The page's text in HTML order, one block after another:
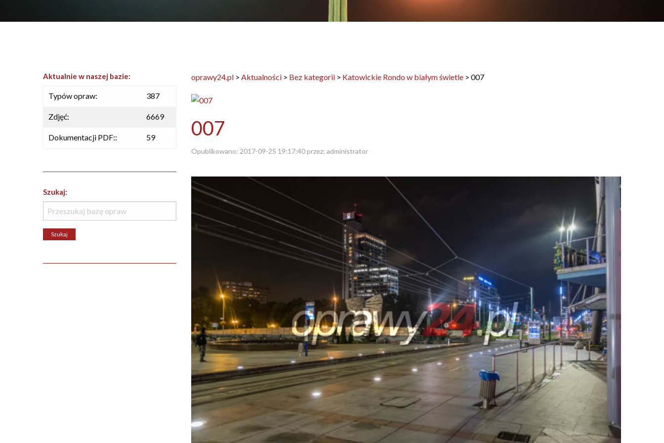
oprawy24.pl > Aktualności > Bez kategorii > Katowickie Rondo w białym świetle > 007
007
Opublikowano: 2017-09-25 19:17:40przez: administrator
Aktualnie w naszej bazie:
Typów opraw: 387
Zdjęć: 6669
Dokumentacji PDF:: 59
Szukaj: